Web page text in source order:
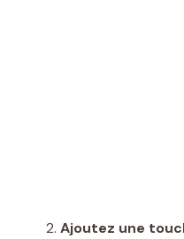
Ajoutez une